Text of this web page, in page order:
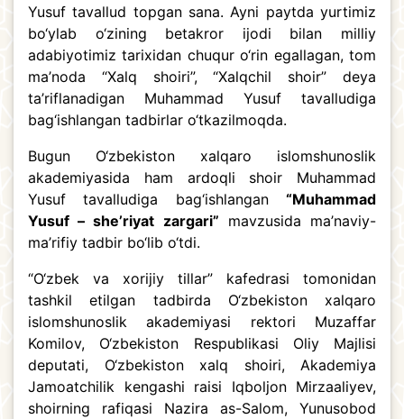
Yusuf tavallud topgan sana. Ayni paytda yurtimiz
bo‘ylab o‘zining betakror ijodi bilan milliy
adabiyotimiz tarixidan chuqur o‘rin egallagan, tom
ma’noda “Xalq shoiri”, “Xalqchil shoir” deya
ta’riflanadigan Muhammad Yusuf tavalludiga
bag‘ishlangan tadbirlar o‘tkazilmoqda.
Bugun O‘zbekiston xalqaro islomshunoslik
akademiyasida ham ardoqli shoir Muhammad
Yusuf tavalludiga bag‘ishlangan “Muhammad
Yusuf – she’riyat zargari” mavzusida ma’naviy-
ma’rifiy tadbir bo‘lib o‘tdi.
“O‘zbek va xorijiy tillar” kafedrasi tomonidan
tashkil etilgan tadbirda O‘zbekiston xalqaro
islomshunoslik akademiyasi rektori Muzaffar
Komilov, O‘zbekiston Respublikasi Oliy Majlisi
deputati, O‘zbekiston xalq shoiri, Akademiya
Jamoatchilik kengashi raisi Iqboljon Mirzaaliyev,
shoirning rafiqasi Nazira as-Salom, Yunusobod